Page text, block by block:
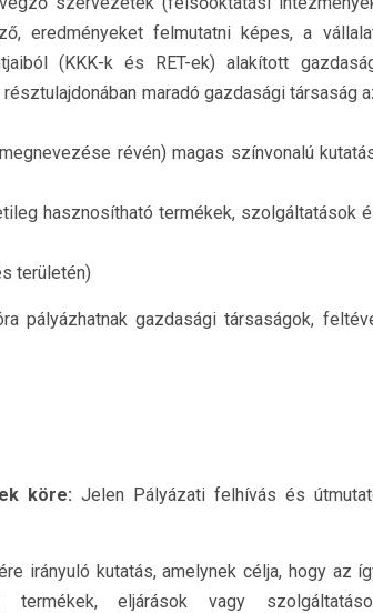
eredményeket felmutatni képes, a
(KKK-k és RET-ek) alakított
maradó gazdasági társaság
révén) magas színvonalú
hasznosítható termékek, szolgáltatások
területén)
pályázhatnak gazdasági társaságok,
köre: Jelen Pályázati felhívás és
irányuló kutatás, amelynek célja, hogy az
termékek, eljárások vagy